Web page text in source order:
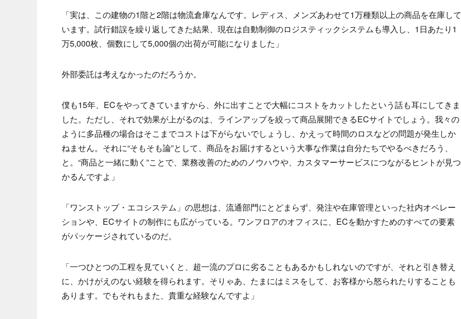
「実は、この建物の1階と2階は物流倉庫なんです。レディス、メンズあわせて1万種類以上の商品を在庫して
います。試行錯誤を繰り返してきた結果、現在は自動制御のロジスティックシステムも導入し、1日あたり1
万5,000枚、個数にして5,000個の出荷が可能になりました」
外部委託は考えなかったのだろうか。
僕も15年、ECをやってきていますから、外に出すことで大幅にコストをカットしたという話も耳にしてきま
した。ただし、それで効果が上がるのは、ラインアップを絞って商品展開できるECサイトでしょう。我々の
ように多品種の場合はそこまでコストは下がらないでしょうし、かえって時間のロスなどの問題が発生しか
ねません。それに“そもそも論”として、商品をお届けするという大事な作業は自分たちでやるべきだろう、
と。“商品と一緒に動く”ことで、業務改善のためのノウハウや、カスタマーサービスにつながるヒントが見つ
かるんですよ」
「ワンストップ・エコシステム」の思想は、流通部門にとどまらず、発注や在庫管理といった社内オペレー
ションや、ECサイトの制作にも広がっている。ワンフロアのオフィスに、ECを動かすためのすべての要素
がパッケージされているのだ。
「一つひとつの工程を見ていくと、超一流のプロに劣ることもあるかもしれないのですが、それと引き替え
に、かけがえのない経験を得られます。そりゃあ、たまにはミスをして、お客様から怒られたりすることも
あります。でもそれもまた、貴重な経験なんですよ」